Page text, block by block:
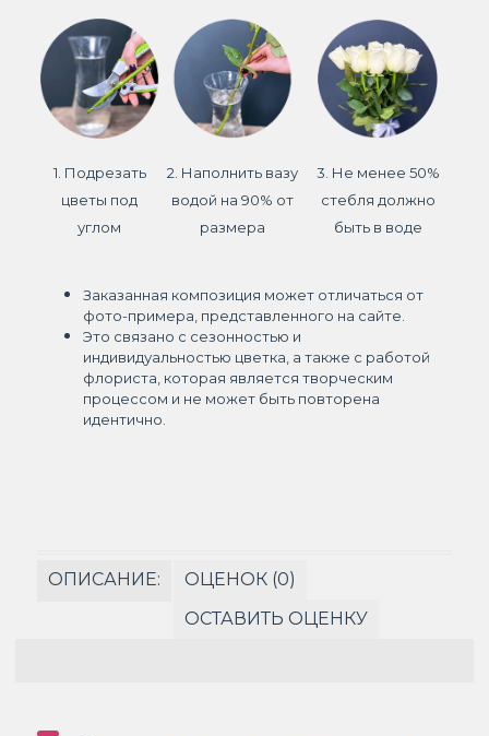
1. Подрезать
цветы под
углом
2. Наполнить вазу
водой на 90% от
размера
3. Не менее 50%
стебля должно
быть в воде
Заказанная композиция может отличаться от
фото-примера, представленного на сайте.
Это связано с сезонностью и
индивидуальностью цветка, а также с работой
флориста, которая является творческим
процессом и не может быть повторена
идентично.
ОПИСАНИЕ:
ОЦЕНОК (0)
ОСТАВИТЬ ОЦЕНКУ